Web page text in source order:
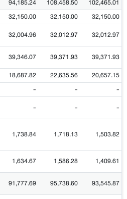
94,185.24 108,458.50 102,465.01
32,150.00 32,150.00 32,150.00
32,004.96 32,012.97 32,012.97
39,346.07 39,371.93 39,371.93
18,687.82 22,635.56 20,657.15
- - -
- - -
1,738.84 1,718.13 1,503.82
1,634.67 1,586.28 1,409.61
91,777.69 95,738.60 93,545.87